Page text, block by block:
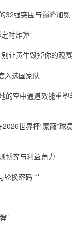
32强突围与巅峰加冕
时炸弹”
让黄牛毁掉你的观赛梦
入选国家队
的空中通道效能重塑与
世界杯“蒙蔽”球员感
博弈与利益角力
轮换密码”**
”